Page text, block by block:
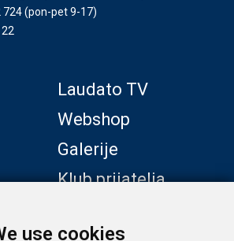
use cookies
724(pon-pet 9-17)
Laudato TV
Webshop
Galerije
Klub prijatelja